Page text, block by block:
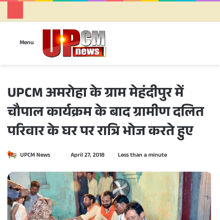
Menu
UPCM अमरोहा के ग्राम मेहंदीपुर में
चौपाल कार्यक्रम के बाद ग्रामीण दलित
परिवार के घर पर रात्रि भोज करते हुए
UPCM News
a
n
April 27, 2018 Less than a minute